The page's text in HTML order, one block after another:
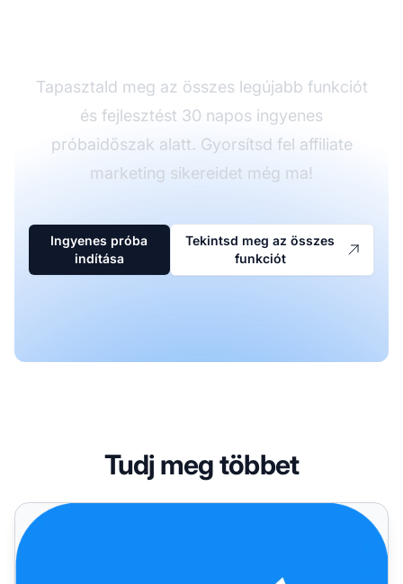
Tapasztald meg az összes legújabb funkciót
és fejlesztést 30 napos ingyenes
próbaidőszak alatt. Gyorsítsd fel affiliate
marketing sikereidet még ma!
Ingyenes próba
indítása
Tekintsd meg az összes
funkciót
Tudj meg többet
Post Affiliate Pro – júniusi fejlesztések és hibajavítások